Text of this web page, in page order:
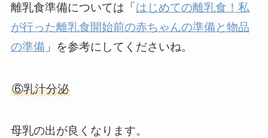
離乳食準備については「 はじめての離乳食！私
が行った離乳食開始前の赤ちゃんの準備と物品
の準備」を参考にしてくださいね。
⑥乳汁分泌
母乳の出が良くなります。